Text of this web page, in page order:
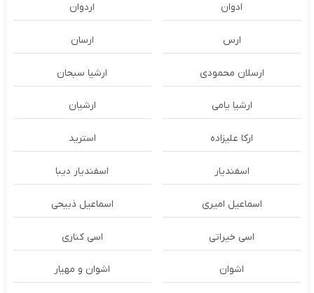
ادوان اردوان
ارس ارسان
ارسلان محمودی ارشیا سبحان
ارشیا یامی ارشیان
ارکا علیزاده استرید
اسفندیار اسفندیار دیبا
اسماعیل امیری اسماعیل ذبیحی
اسی خیراتی اسی کناری
اشوان اشوان و مهیار